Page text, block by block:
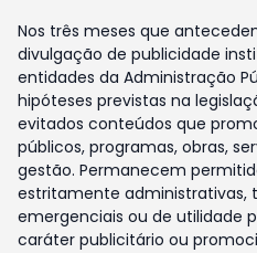
Nos três meses que
divulgação de publicidade
entidades da Administração
hipóteses previstas na
evitados conteúdos que
públicos, programas, obras,
gestão. Permanecem
estritamente administrativas,
emergenciais ou de utilidade
caráter publicitário ou